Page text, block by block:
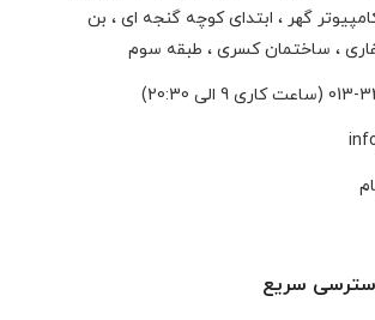
گهر ، ابتدای كوچه گنجه ای ، بن
، ساختمان كسری ، طبقه سوم
9 الی 20:30)
سریع